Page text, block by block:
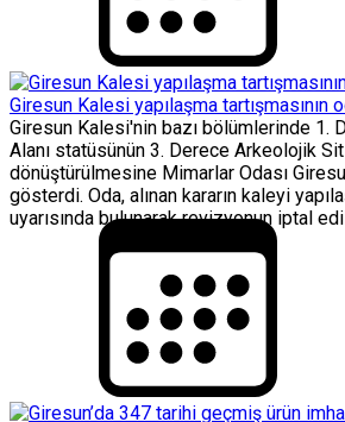
Giresun Kalesi yapılaşma tartışmasının
Giresun Kalesi'nin bazı bölümlerinde 1.
Alanı statüsünün 3. Derece Arkeolojik Sit
dönüştürülmesine Mimarlar Odası
gösterdi. Oda, alınan kararın kaleyi
uyarısında bulunarak revizyonun iptal